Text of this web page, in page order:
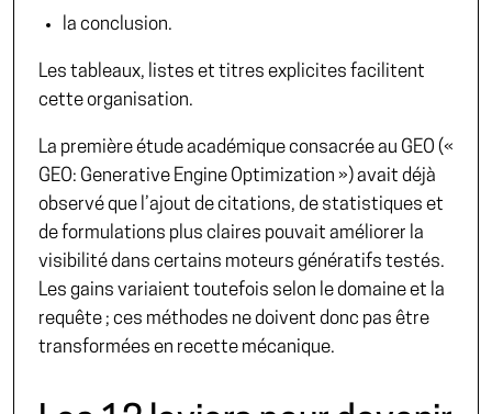
la conclusion.
Les tableaux, listes et titres explicites facilitent
cette organisation.
La première étude académique consacrée au GEO («
GEO: Generative Engine Optimization ») avait déjà
observé que l’ajout de citations, de statistiques et
de formulations plus claires pouvait améliorer la
visibilité dans certains moteurs génératifs testés.
Les gains variaient toutefois selon le domaine et la
requête ; ces méthodes ne doivent donc pas être
transformées en recette mécanique.